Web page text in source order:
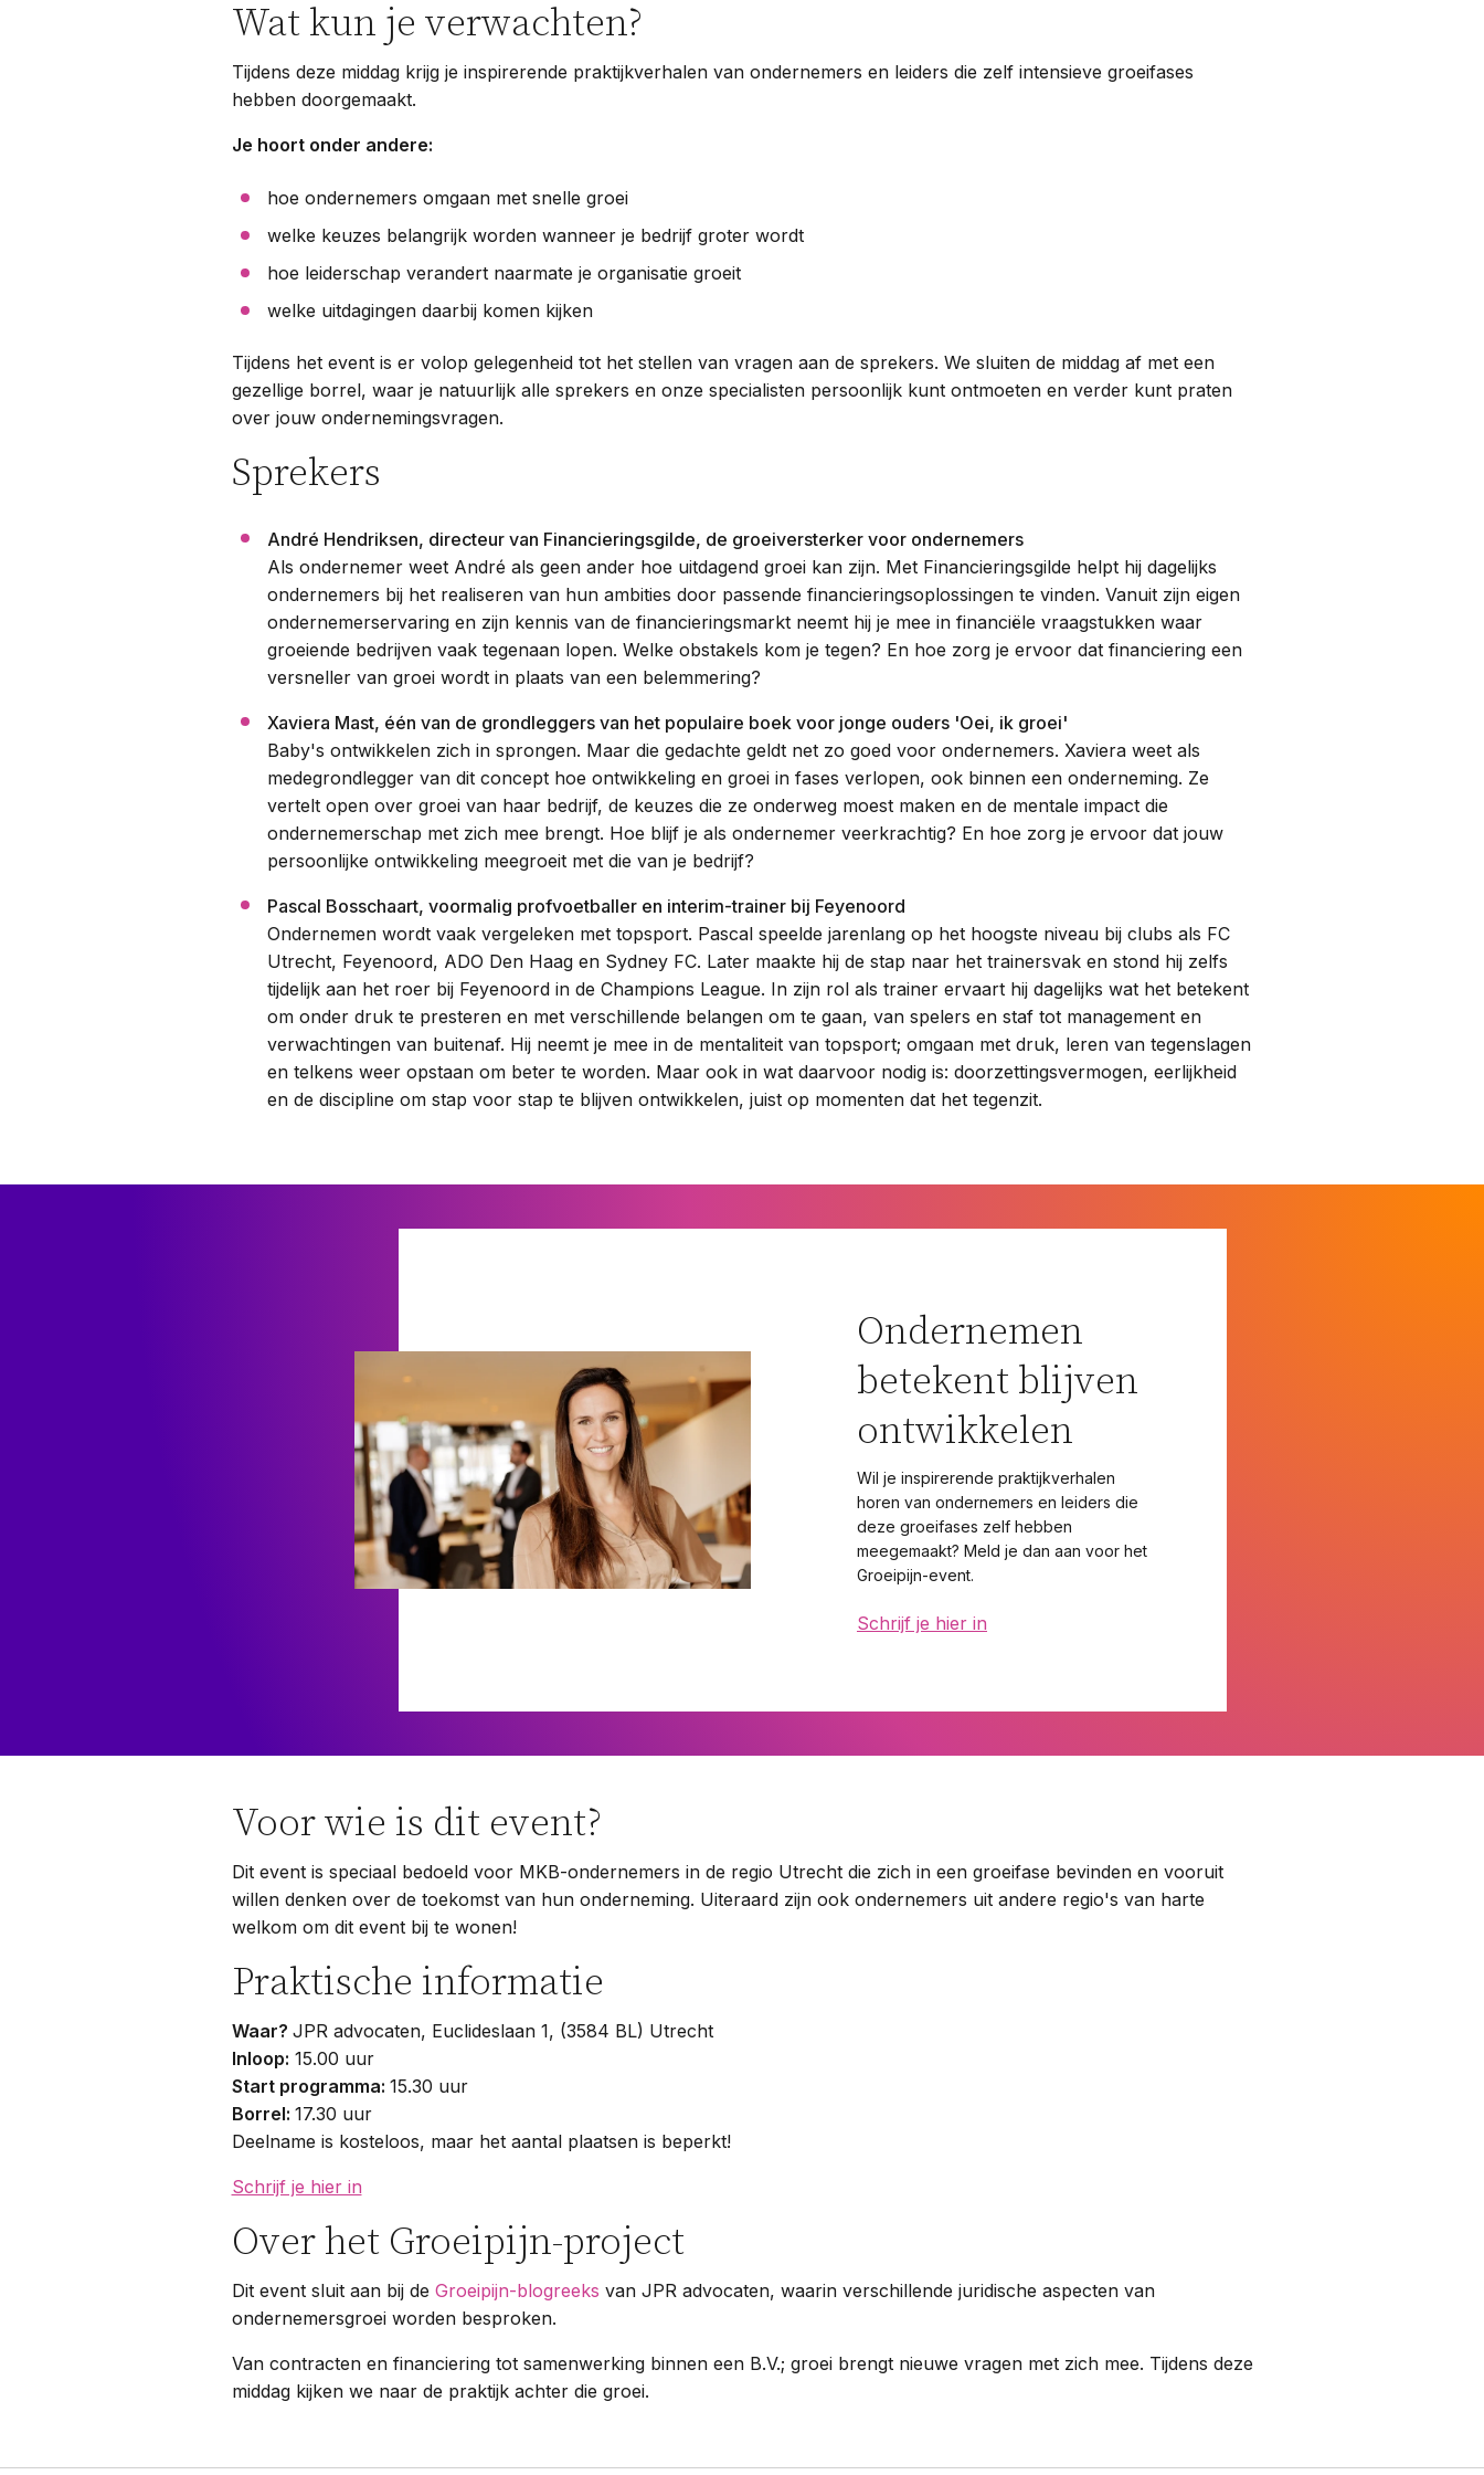
Wat kun je verwachten?
Tijdens deze middag krijg je inspirerende praktijkverhalen van ondernemers en leiders die zelf intensieve groeifases
hebben doorgemaakt.
Je hoort onder andere:
hoe ondernemers omgaan met snelle groei
welke keuzes belangrijk worden wanneer je bedrijf groter wordt
hoe leiderschap verandert naarmate je organisatie groeit
welke uitdagingen daarbij komen kijken
Tijdens het event is er volop gelegenheid tot het stellen van vragen aan de sprekers. We sluiten de middag af met een
gezellige borrel, waar je natuurlijk alle sprekers en onze specialisten persoonlijk kunt ontmoeten en verder kunt praten
over jouw ondernemingsvragen.
Sprekers
André Hendriksen, directeur van Financieringsgilde, de groeiversterker voor ondernemers
Als ondernemer weet André als geen ander hoe uitdagend groei kan zijn. Met Financieringsgilde helpt hij dagelijks
ondernemers bij het realiseren van hun ambities door passende financieringsoplossingen te vinden. Vanuit zijn eigen
ondernemerservaring en zijn kennis van de financieringsmarkt neemt hij je mee in financiële vraagstukken waar
groeiende bedrijven vaak tegenaan lopen. Welke obstakels kom je tegen? En hoe zorg je ervoor dat financiering een
versneller van groei wordt in plaats van een belemmering?
Xaviera Mast, één van de grondleggers van het populaire boek voor jonge ouders 'Oei, ik groei'
Baby's ontwikkelen zich in sprongen. Maar die gedachte geldt net zo goed voor ondernemers. Xaviera weet als
medegrondlegger van dit concept hoe ontwikkeling en groei in fases verlopen, ook binnen een onderneming. Ze
vertelt open over groei van haar bedrijf, de keuzes die ze onderweg moest maken en de mentale impact die
ondernemerschap met zich mee brengt. Hoe blijf je als ondernemer veerkrachtig? En hoe zorg je ervoor dat jouw
persoonlijke ontwikkeling meegroeit met die van je bedrijf?
Pascal Bosschaart, voormalig profvoetballer en interim-trainer bij Feyenoord
Ondernemen wordt vaak vergeleken met topsport. Pascal speelde jarenlang op het hoogste niveau bij clubs als FC
Utrecht, Feyenoord, ADO Den Haag en Sydney FC. Later maakte hij de stap naar het trainersvak en stond hij zelfs
tijdelijk aan het roer bij Feyenoord in de Champions League. In zijn rol als trainer ervaart hij dagelijks wat het betekent
om onder druk te presteren en met verschillende belangen om te gaan, van spelers en staf tot management en
verwachtingen van buitenaf. Hij neemt je mee in de mentaliteit van topsport; omgaan met druk, leren van tegenslagen
en telkens weer opstaan om beter te worden. Maar ook in wat daarvoor nodig is: doorzettingsvermogen, eerlijkheid
en de discipline om stap voor stap te blijven ontwikkelen, juist op momenten dat het tegenzit.
Ondernemen
betekent blijven
ontwikkelen
Wil je inspirerende praktijkverhalen
horen van ondernemers en leiders die
deze groeifases zelf hebben
meegemaakt? Meld je dan aan voor het
Groeipijn-event.
Schrijf je hier in
Voor wie is dit event?
Dit event is speciaal bedoeld voor MKB-ondernemers in de regio Utrecht die zich in een groeifase bevinden en vooruit
willen denken over de toekomst van hun onderneming. Uiteraard zijn ook ondernemers uit andere regio's van harte
welkom om dit event bij te wonen!
Praktische informatie
Waar? JPR advocaten, Euclideslaan 1, (3584 BL) Utrecht
Inloop: 15.00 uur
Start programma: 15.30 uur
Borrel: 17.30 uur
Deelname is kosteloos, maar het aantal plaatsen is beperkt!
Schrijf je hier in
Over het Groeipijn-project
Dit event sluit aan bij de Groeipijn-blogreeks van JPR advocaten, waarin verschillende juridische aspecten van
ondernemersgroei worden besproken.
Van contracten en financiering tot samenwerking binnen een B.V.; groei brengt nieuwe vragen met zich mee. Tijdens deze
middag kijken we naar de praktijk achter die groei.